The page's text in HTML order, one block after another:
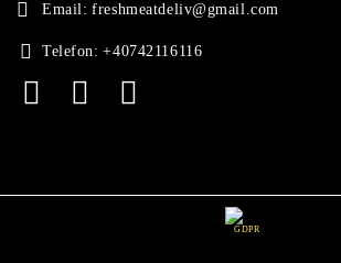
Email: freshmeatdeliv@gmail.com
Telefon: +40742116116
GDPR